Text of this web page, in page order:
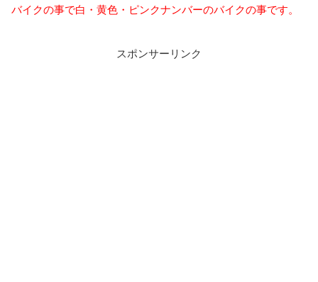
バイクの事で白・黄色・ピンクナンバーのバイクの事です。
スポンサーリンク